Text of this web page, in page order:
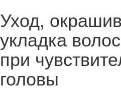
Уход,
укладка
при
головы